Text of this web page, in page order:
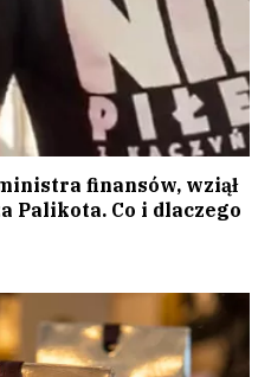
finansów, wziął
Palikota. Co i dlaczego